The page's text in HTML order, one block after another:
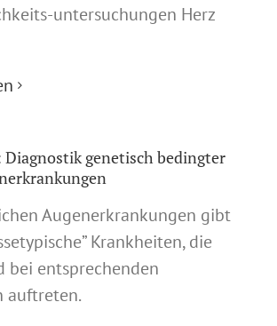
untersuchungen Herz
Diagnostik genetisch bedingter
Augenerkrankungen gibt
Krankheiten, die
bei entsprechenden
auftreten.